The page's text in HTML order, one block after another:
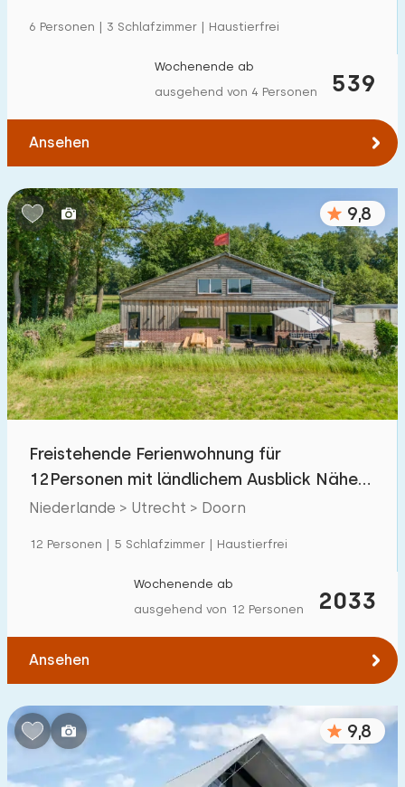
6 Personen | 3 Schlafzimmer | Haustierfrei
539
Wochenende ab
ausgehend von 4 Personen
Ansehen
9,8
Freistehende Ferienwohnung für
12Personen mit ländlichem Ausblick Nähe
Utrechtse Heuvelrug
Niederlande > Utrecht > Doorn
12 Personen | 5 Schlafzimmer | Haustierfrei
2033
Wochenende ab
ausgehend von 12 Personen
Ansehen
9,8